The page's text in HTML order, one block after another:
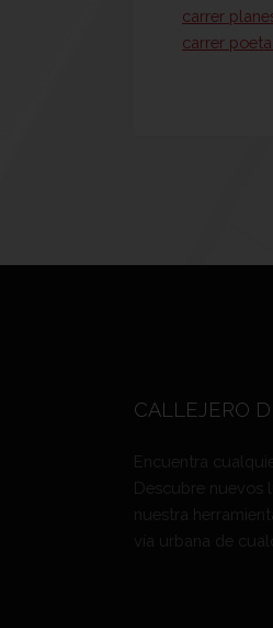
carrer
carrer
CALLEJERO
Encuentra
Descubre nuevos
nuestra
vía urbana de